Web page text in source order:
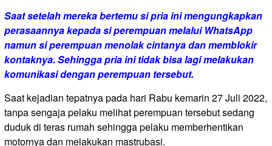
Saat setelah mereka bertemu si pria ini mengungkapkan
perasaannya kepada si perempuan melalui WhatsApp
namun si perempuan menolak cintanya dan memblokir
kontaknya. Sehingga pria ini tidak bisa lagi melakukan
komunikasi dengan perempuan tersebut.
Saat kejadian tepatnya pada hari Rabu kemarin 27 Juli 2022,
tanpa sengaja pelaku melihat perempuan tersebut sedang
duduk di teras rumah sehingga pelaku memberhentikan
motornya dan melakukan mastrubasi.